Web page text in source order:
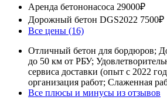
Аренда бетононасоса 29000₽
Дорожный бетон DGS2022 7500₽
Все цены (16)
Отличный бетон для бордюров;
до 50 км от РБУ;
сервиса доставки (опыт с 2022
организация работ; Слаженная
Все плюсы и минусы из отзывов